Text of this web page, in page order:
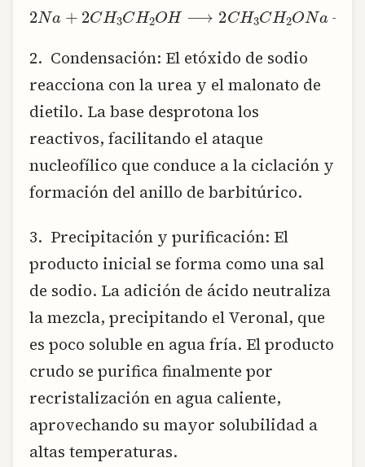
2N a +2 CH3CH2OH 2 CH3CH2O Na+
2. Condensación: El etóxido de sodio
reacciona con la urea y el malonato de
dietilo. La base desprotona los
reactivos, facilitando el ataque
nucleofílico que conduce a la ciclación y
formación del anillo de barbitúrico.
3. Precipitación y purificación: El
producto inicial se forma como una sal
de sodio. La adición de ácido neutraliza
la mezcla, precipitando el Veronal, que
es poco soluble en agua fría. El producto
crudo se purifica finalmente por
recristalización en agua caliente,
aprovechando su mayor solubilidad a
altas temperaturas.